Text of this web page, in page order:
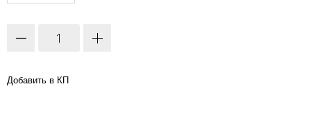
Добавить в КП